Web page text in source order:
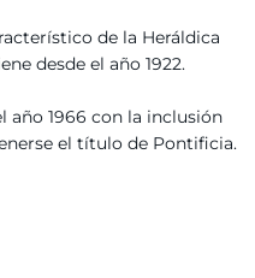
de la Heráldica
desde el año 1922.
año 1966 con la inclusión
el título de Pontificia.